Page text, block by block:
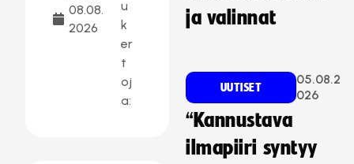
08.08.
2026
u
k
er
t
oj
a:
ja valinnat
UUTISET
05.08.2
026
“Kannustava
ilmapiiri syntyy